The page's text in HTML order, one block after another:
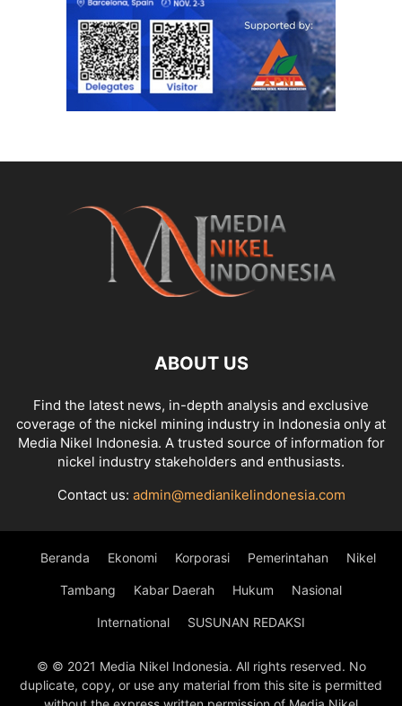
ABOUT US
Find the latest news, in-depth analysis and exclusive
coverage of the nickel mining industry in Indonesia only at
Media Nikel Indonesia. A trusted source of information for
nickel industry stakeholders and enthusiasts.
Contact us: admin@medianikelindonesia.com
Beranda Ekonomi Korporasi Pemerintahan Nikel
Tambang Kabar Daerah Hukum Nasional
International SUSUNAN REDAKSI
© © 2021 Media Nikel Indonesia. All rights reserved. No
duplicate, copy, or use any material from this site is permitted